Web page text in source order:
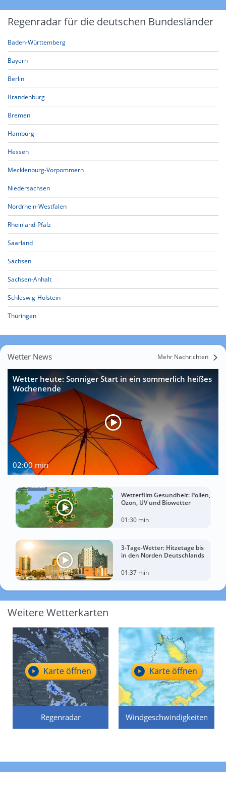
Regenradar für die deutschen Bundesländer
Baden-Württemberg
Bayern
Berlin
Brandenburg
Bremen
Hamburg
Hessen
Mecklenburg-Vorpommern
Niedersachsen
Nordrhein-Westfalen
Rheinland-Pfalz
Saarland
Sachsen
Sachsen-Anhalt
Schleswig-Holstein
Thüringen
Wetter News Mehr Nachrichten
Wetter heute: Sonniger Start in ein sommerlich heißes
Wochenende
02:00 min
Wetterfilm Gesundheit: Pollen,
Ozon, UV und Biowetter
01:30 min
3-Tage-Wetter: Hitzetage bis
in den Norden Deutschlands
01:37 min
Weitere Wetterkarten
Regenradar
Karte öffnen
Windgeschwindigkeiten
Karte öffnen